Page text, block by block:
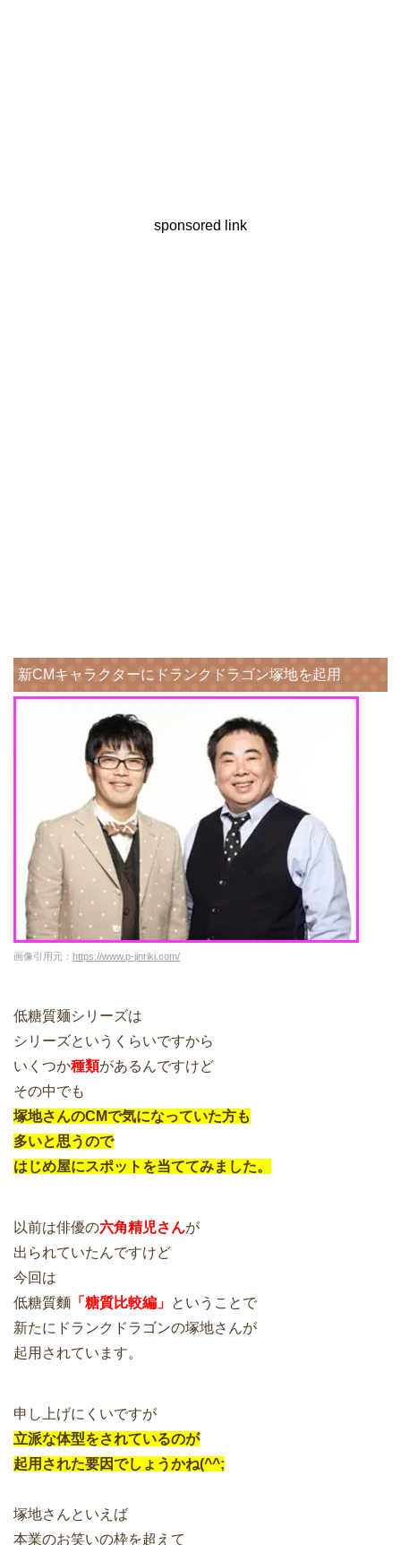
sponsored link
新CMキャラクターにドランクドラゴン塚地を起用
画像引用元： https://www.p-jinriki.com/
低糖質麺シリーズは
シリーズというくらいですから
いくつか種類があるんですけど
その中でも
塚地さんのCMで気になっていた方も
多いと思うので
はじめ屋にスポットを当ててみました。
以前は俳優の六角精児さんが
出られていたんですけど
今回は
低糖質麵 「糖質比較編」 ということで
新たにドランクドラゴンの塚地さんが
起用されています。
申し上げにくいですが
立派な体型をされているのが
起用された要因でしょうかね(^^;
塚地さんといえば
本業のお笑いの枠を超えて